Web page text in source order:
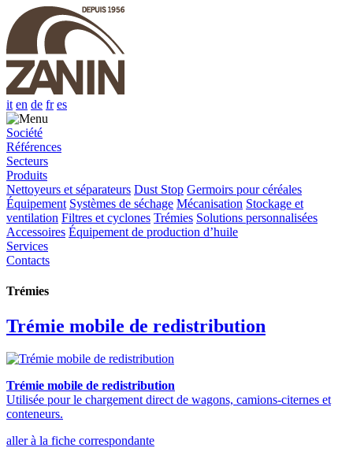
it en de fr es
Société
Références
Secteurs
Produits
Nettoyeurs et séparateurs Dust Stop Germoirs pour céréales
Équipement Systèmes de séchage Mécanisation Stockage et
ventilation Filtres et cyclones Trémies Solutions personnalisées
Accessoires Équipement de production d’huile
Services
Contacts
Trémies
Trémie mobile de redistribution
Trémie mobile de redistribution
Utilisée pour le chargement direct de wagons, camions-citernes et
conteneurs.
aller à la fiche correspondante